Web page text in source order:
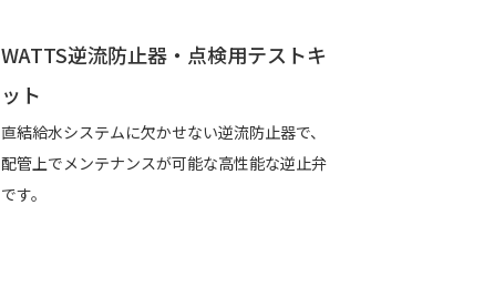
WATTS逆流防止器・点検用テストキ
ット
直結給水システムに欠かせない逆流防止器で、
配管上でメンテナンスが可能な高性能な逆止弁
です。